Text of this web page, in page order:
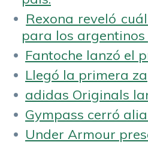
Rexona reveló
para los
Fantoche lanzó el
Llegó la primera
adidas Originals
Gympass cerró
Under Armour